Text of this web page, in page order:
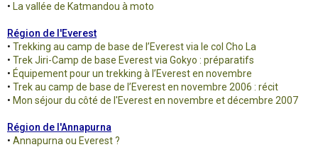
• La vallée de Katmandou à moto
Région de l'Everest
• Trekking au camp de base de l’Everest via le col Cho La
• Trek Jiri-Camp de base Everest via Gokyo : préparatifs
• Équipement pour un trekking à l’Everest en novembre
• Trek au camp de base de l’Everest en novembre 2006 : récit
• Mon séjour du côté de l'Everest en novembre et décembre 2007
Région de l'Annapurna
• Annapurna ou Everest ?